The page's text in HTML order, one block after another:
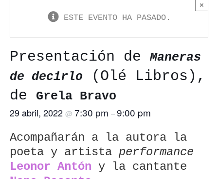
×
ESTE EVENTO HA PASADO.
Presentación de Maneras
de decirlo
(Olé Libros),
de
Grela Bravo
29 abril, 2022 @ 7:30 pm –9:00 pm
Acompañarán a la autora la
poeta y artista performance
Leonor Antón y la cantante